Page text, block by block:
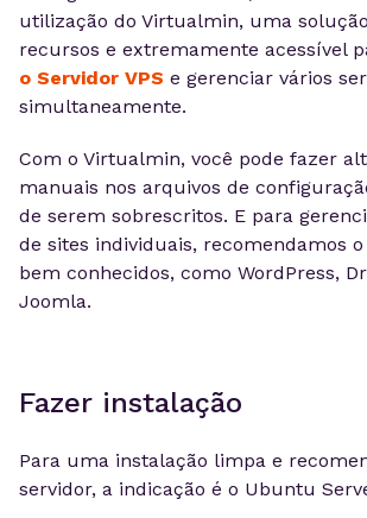
utilização do Virtualmin, uma
recursos e extremamente acessível
o Servidor VPS e gerenciar vários
simultaneamente.
Com o Virtualmin, você pode fazer
manuais nos arquivos de
de serem sobrescritos. E para
de sites individuais, recomendamos o
bem conhecidos, como WordPress,
Joomla.
Fazer instalação
Para uma instalação limpa e
servidor, a indicação é o Ubuntu